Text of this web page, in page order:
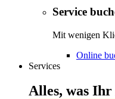
Service
Mit wenigen
Online
Services
Alles, was